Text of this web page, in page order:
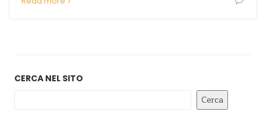
CERCA NEL SITO
Cerca